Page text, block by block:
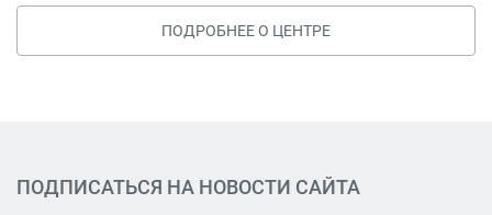
ПОДРОБНЕЕ О ЦЕНТРЕ
ПОДПИСАТЬСЯ НА НОВОСТИ САЙТА